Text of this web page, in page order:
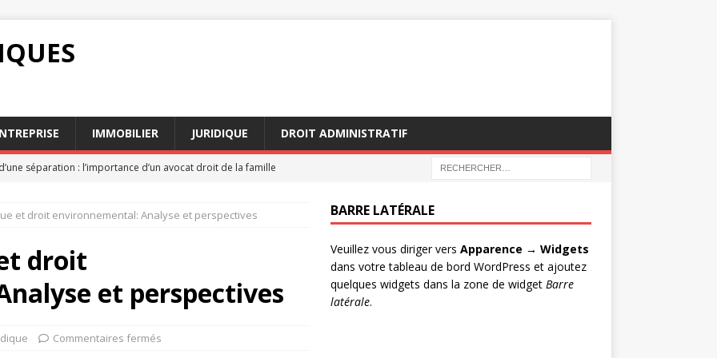
IMMOBILIER JURIDIQUE DROIT ADMINISTRATIF
séparation : l’importance d’un avocat droit de la famille
des services d’avocats succession Paris en 2026
AVOCAT
et intérêts : comment sont-ils évalués en justice
influencent le barème pension alimentaire en 2026
: un outil puissant pour résoudre un conflit
et droit environnemental: Analyse et perspectives
droit
et perspectives
Commentaires fermés
BARRE LATÉRALE
Veuillez vous diriger vers Apparence → Widgets
dans votre tableau de bord WordPress et ajoutez
quelques widgets dans la zone de widget Barre
latérale.